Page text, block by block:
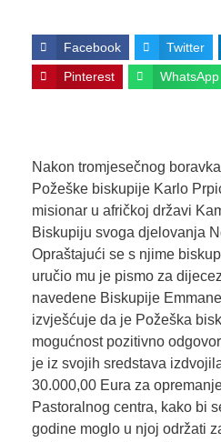
Facebook Twitter
Pinterest WhatsApp
Nakon tromjesečnog
Požeške biskupije Karlo
misionar u afričkoj državi
Biskupiju svoga djelovanja
Opraštajući se s njime
uručio mu je pismo za
navedene Biskupije
izvješćuje da je Požeška
mogućnost pozitivno
je iz svojih sredstava
30.000,00 Eura za
Pastoralnog centra, kako bi
godine moglo u njoj održati